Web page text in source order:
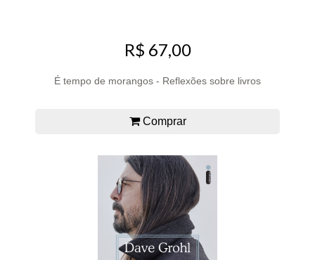
R$ 67,00
É tempo de morangos - Reflexões sobre livros
Comprar